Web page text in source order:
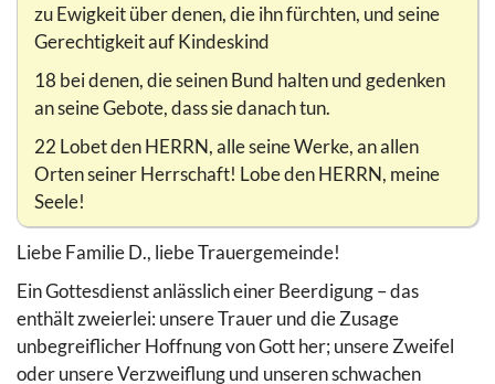
zu Ewigkeit über denen, die ihn fürchten, und seine
Gerechtigkeit auf Kindeskind
18 bei denen, die seinen Bund halten und gedenken
an seine Gebote, dass sie danach tun.
22 Lobet den HERRN, alle seine Werke, an allen
Orten seiner Herrschaft! Lobe den HERRN, meine
Seele!
Liebe Familie D., liebe Trauergemeinde!
Ein Gottesdienst anlässlich einer Beerdigung – das
enthält zweierlei: unsere Trauer und die Zusage
unbegreiflicher Hoffnung von Gott her; unsere Zweifel
oder unsere Verzweiflung und unseren schwachen